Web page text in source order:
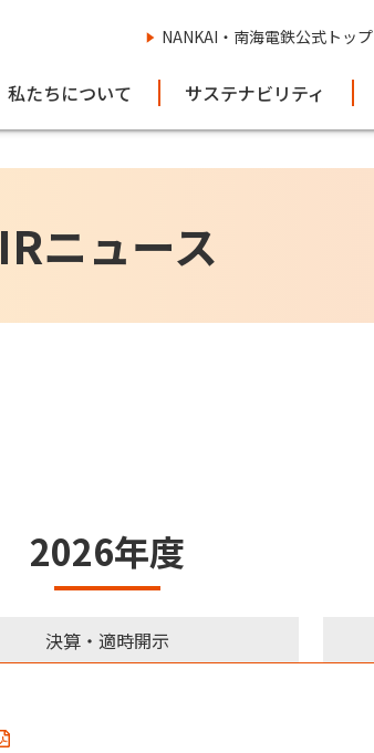
NANKAI・南海電鉄公式トップ
私たちについて サステナビリティ
IRニュース
2026年度
決算・適時開示